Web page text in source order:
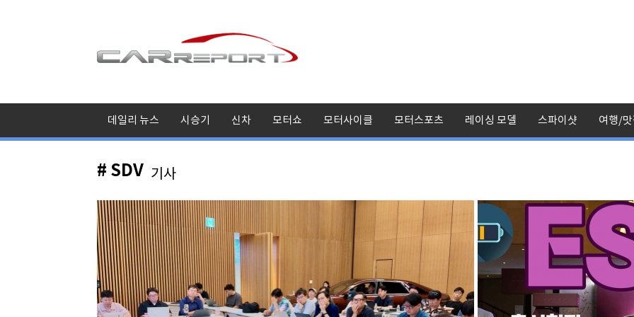
데일리 뉴스 시승기 신차 모터쇼 모터사이클 모터스포츠 레이싱 모델 스파이샷 여행/
# SDV 기사